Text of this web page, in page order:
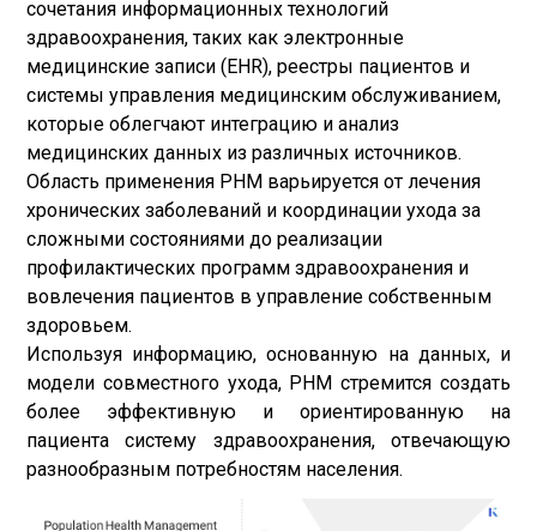
сочетания информационных технологий
здравоохранения, таких как электронные
медицинские записи (EHR), реестры пациентов и
системы управления медицинским обслуживанием,
которые облегчают интеграцию и анализ
медицинских данных из различных источников.
Область применения PHM варьируется от лечения
хронических заболеваний и координации ухода за
сложными состояниями до реализации
профилактических программ здравоохранения и
вовлечения пациентов в управление собственным
здоровьем.
Используя информацию, основанную на данных, и
модели совместного ухода, PHM стремится создать
более эффективную и ориентированную на
пациента систему здравоохранения, отвечающую
разнообразным потребностям населения.